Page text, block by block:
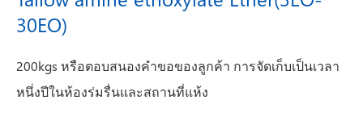
30EO)
200kgs หรือตอบสนองคำขอของลูกค้า การจัดเก็บเป็นเวลา
หนึ่งปีในห้องร่มรื่นและสถานที่แห้ง